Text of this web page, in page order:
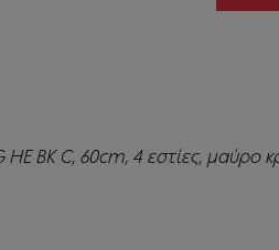
BK C, 60cm, 4 εστίες, μαύρο